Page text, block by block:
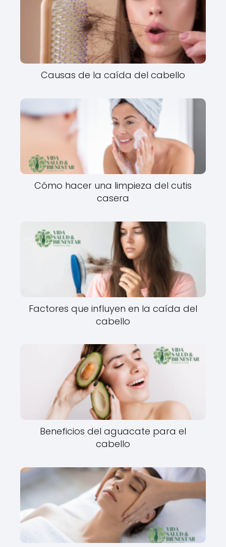
Causas de la caída del cabello
Cómo hacer una limpieza del cutis
casera
Factores que influyen en la caída del
cabello
Beneficios del aguacate para el
cabello